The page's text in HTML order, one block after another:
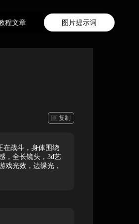
程文章 图片提示词
复制
在战斗，身体围绕
，全长镜头，3d艺
戏光效，边缘光，